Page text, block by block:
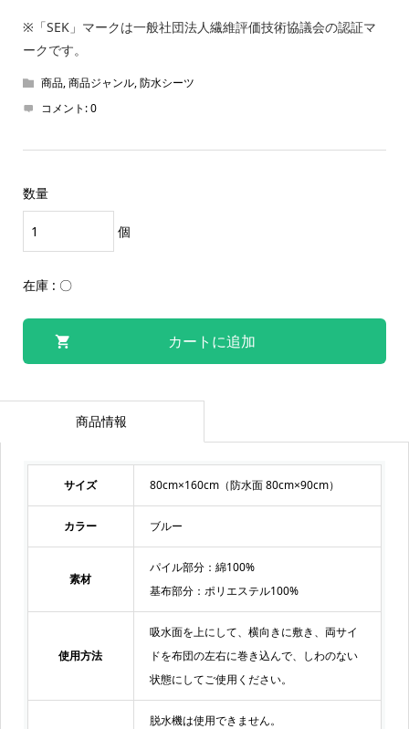
※「SEK」マークは一般社団法人繊維評価技術協議会の認証マ
ークです。
商品,商品ジャンル,防水シーツ
コメント:0
数量
個
在庫 : 〇
商品情報
サイズ 80cm×160cm（防水面 80cm×90cm）
カラー ブルー
素材
パイル部分：綿100%
基布部分：ポリエステル100%
使用方法
吸水面を上にして、横向きに敷き、両サイ
ドを布団の左右に巻き込んで、しわのない
状態にしてご使用ください。
脱水機は使用できません。